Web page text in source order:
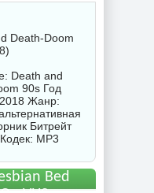
Death-Doom
Death and
90s Год
Жанр:
Битрейт
MP3
Bed